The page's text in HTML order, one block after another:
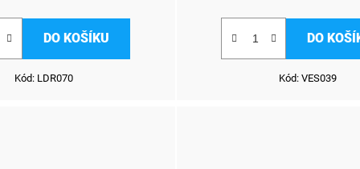
DO KOŠÍKU
Kód: LDR070
DO
Kód: VES039